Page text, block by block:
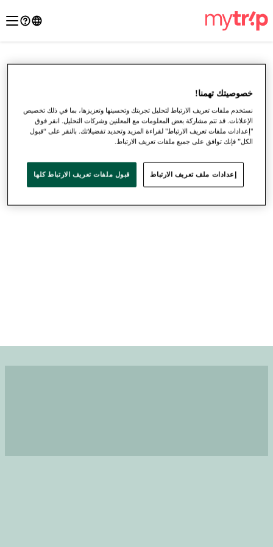
●
●
●
خصوصيتك تهمنا!
نستخدم ملفات تعريف الارتباط لتحليل تجربتك وتحسينها وتعزيزها، بما في ذلك تخصيص
الإعلانات. قد تتم مشاركة بعض المعلومات مع المعلنين وشركات التحليل. انقر فوق
"إعدادات ملفات تعريف الارتباط" لقراءة المزيد وتحديد تفضيلاتك. بالنقر على “قبول
الكل” فإنك توافق على جميع ملفات تعريف الارتباط.
إعدادات ملف تعريف الارتباط قبول ملفات تعريف الارتباط كلها